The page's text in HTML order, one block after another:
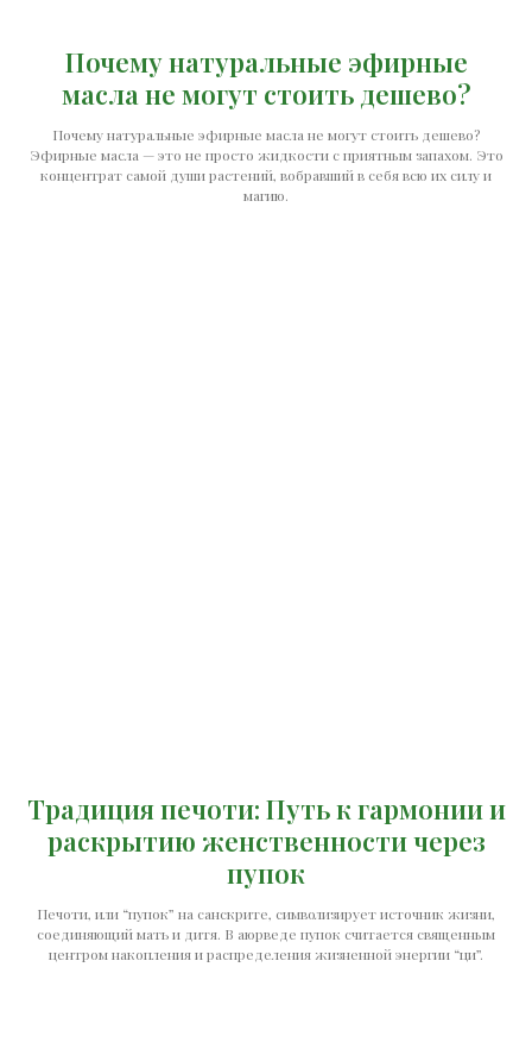
Почему натуральные эфирные
масла не могут стоить дешево?
Почему натуральные эфирные масла не могут стоить дешево?
Эфирные масла — это не просто жидкости с приятным запахом. Это
концентрат самой души растений, вобравший в себя всю их силу и
магию.
Традиция печоти: Путь к гармонии и
раскрытию женственности через
пупок
Печоти, или “пупок” на санскрите, символизирует источник жизни,
соединяющий мать и дитя. В аюрведе пупок считается священным
центром накопления и распределения жизненной энергии “ци”.